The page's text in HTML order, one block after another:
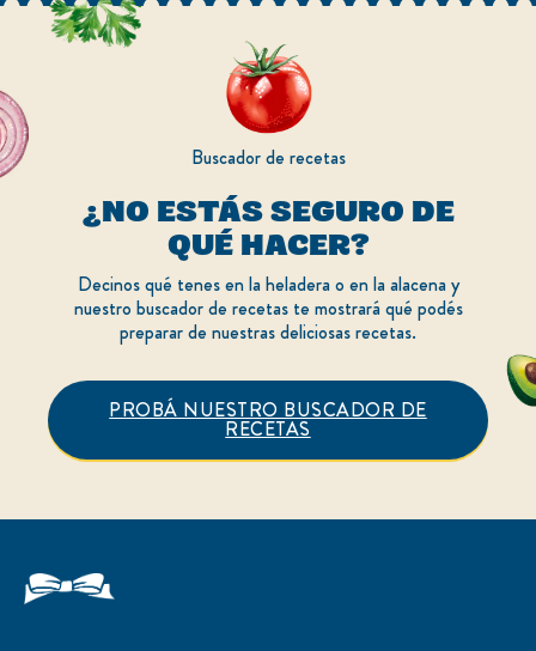
Buscador de recetas
¿NO ESTÁS SEGURO DE
QUÉ HACER?
Decinos qué tenes en la heladera o en la alacena y
nuestro buscador de recetas te mostrará qué podés
preparar de nuestras deliciosas recetas.
PROBÁ NUESTRO BUSCADOR DE
RECETAS